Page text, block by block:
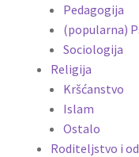
Pedagogija
(popularna)
Sociologija
Religija
Kršćanstvo
Islam
Ostalo
Roditeljstvo i